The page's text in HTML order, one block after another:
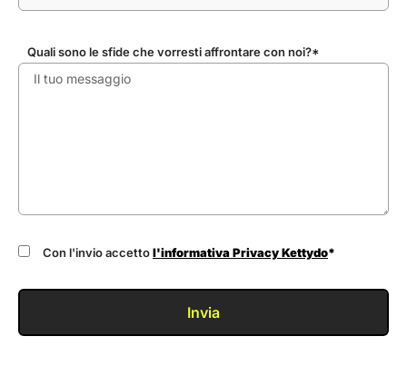
Quali sono le sfide che vorresti affrontare con noi?*
Con l'invio accettol'informativa Privacy Kettydo*
Invia